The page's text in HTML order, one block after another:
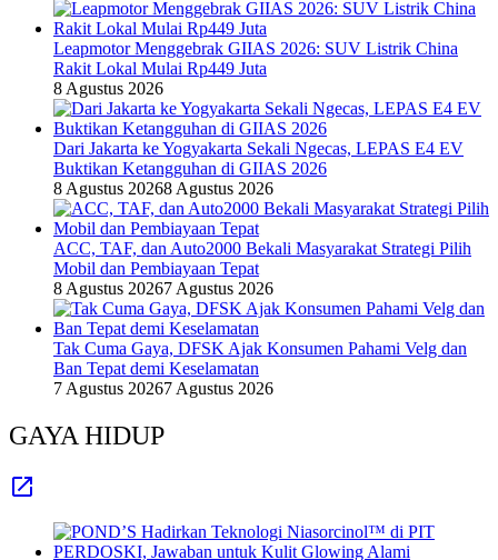
Leapmotor Menggebrak GIIAS 2026: SUV Listrik China
Rakit Lokal Mulai Rp449 Juta
8 Agustus 2026
Dari Jakarta ke Yogyakarta Sekali Ngecas, LEPAS E4 EV
Buktikan Ketangguhan di GIIAS 2026
8 Agustus 20268 Agustus 2026
ACC, TAF, dan Auto2000 Bekali Masyarakat Strategi Pilih
Mobil dan Pembiayaan Tepat
8 Agustus 20267 Agustus 2026
Tak Cuma Gaya, DFSK Ajak Konsumen Pahami Velg dan
Ban Tepat demi Keselamatan
7 Agustus 20267 Agustus 2026
GAYA HIDUP